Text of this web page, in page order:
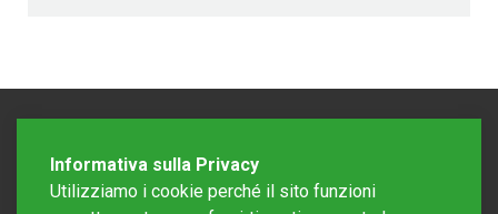
Informativa sulla Privacy
Utilizziamo i cookie perché il sito funzioni